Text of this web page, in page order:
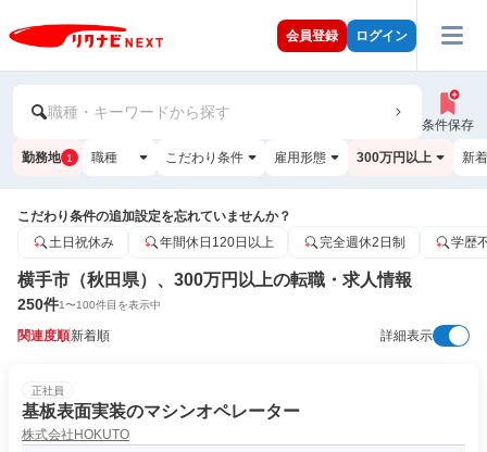
会員登録 ログイン
職種・キーワードから探す
条件保存
勤務地 1 職種 こだわり条件 雇用形態 300万円以上 新
こだわり条件の追加設定を忘れていませんか？
土日祝休み
年間休日120日以上 完全週休2日制 学歴
横手市（秋田県）、300万円以上の転職・求人情報
250件1〜100件目を表示中
関連度順新着順 詳細表示
正社員
基板表面実装のマシンオペレーター
株式会社HOKUTO